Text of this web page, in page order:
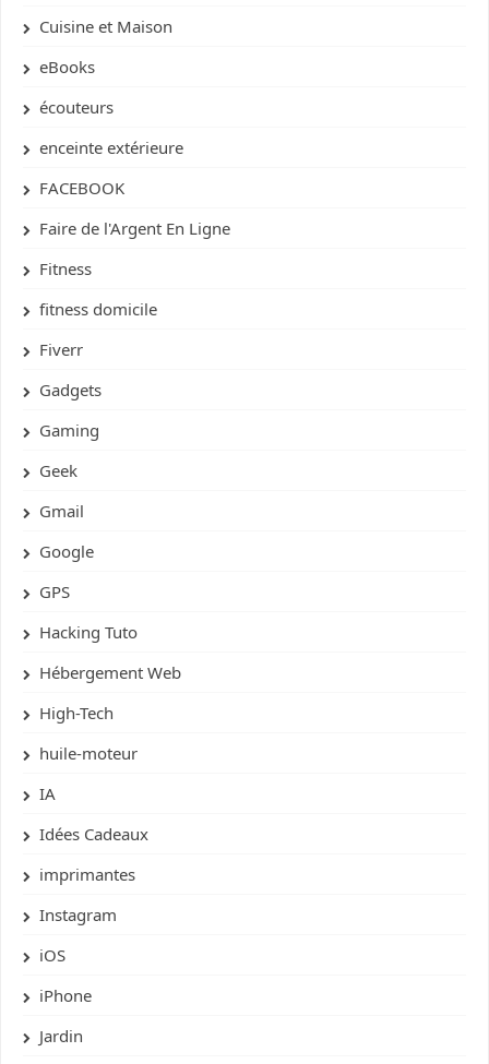
Cuisine et Maison
eBooks
écouteurs
enceinte extérieure
FACEBOOK
Faire de l'Argent En Ligne
Fitness
fitness domicile
Fiverr
Gadgets
Gaming
Geek
Gmail
Google
GPS
Hacking Tuto
Hébergement Web
High-Tech
huile-moteur
IA
Idées Cadeaux
imprimantes
Instagram
iOS
iPhone
Jardin